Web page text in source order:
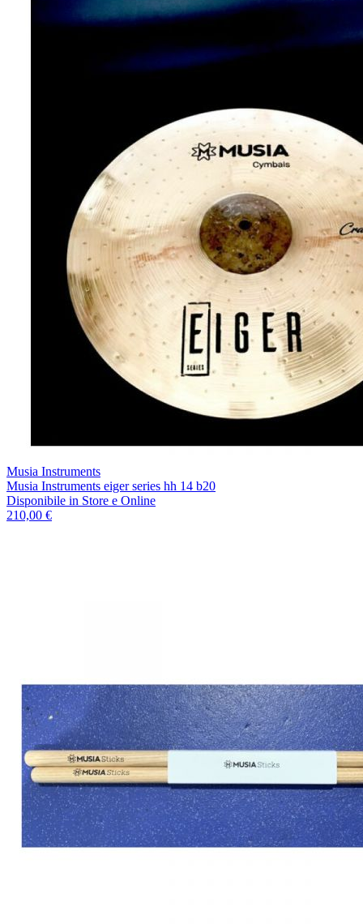
Musia Instruments
Musia Instruments eiger series hh 14 b20
Disponibile in Store e Online
210,00 €